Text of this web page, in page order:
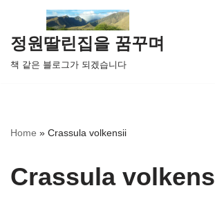
콘
텐
츠
뛰
정원딸린집을 꿈꾸며
책 같은 블로그가 되겠습니다
Home » Crassula volkensii
Crassula